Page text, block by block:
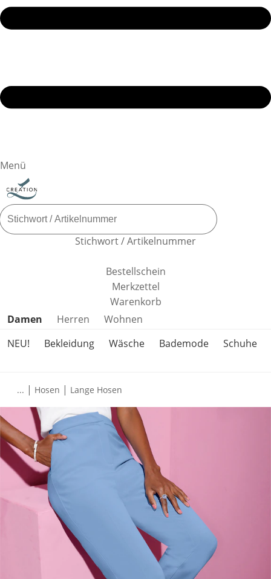
Menü
Stichwort / Artikelnummer
Bestellschein
Merkzettel
Warenkorb
Produktkategorien überspringen
Damen Herren
Wohnen
NEU!
Bekleidung Wäsche Bademode Schuhe
... | Hosen | Lange Hosen